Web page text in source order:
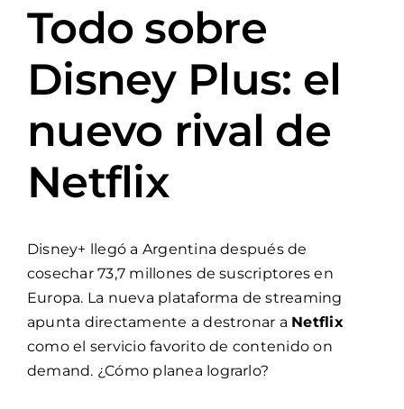
Todo sobre
Disney Plus: el
nuevo rival de
Netflix
Disney+ llegó a Argentina después de
cosechar 73,7 millones de suscriptores en
Europa. La nueva plataforma de streaming
apunta directamente a destronar a Netflix
como el servicio favorito de contenido on
demand. ¿Cómo planea lograrlo?